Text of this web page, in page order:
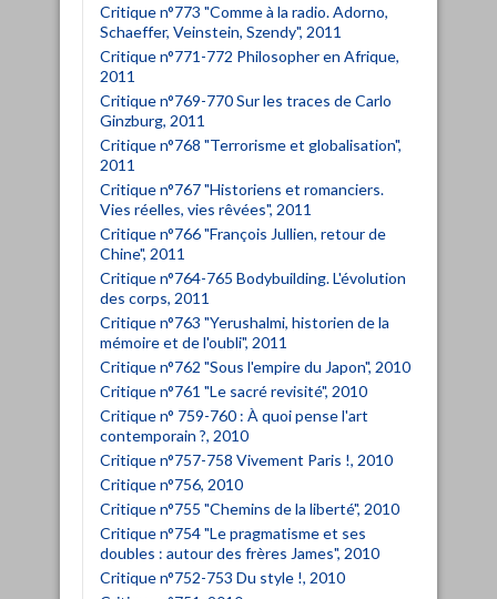
Critique n°773 "Comme à la radio. Adorno,
Schaeffer, Veinstein, Szendy", 2011
Critique n°771-772 Philosopher en Afrique,
2011
Critique n°769-770 Sur les traces de Carlo
Ginzburg, 2011
Critique n°768 "Terrorisme et globalisation",
2011
Critique n°767 "Historiens et romanciers.
Vies réelles, vies rêvées", 2011
Critique n°766 "François Jullien, retour de
Chine", 2011
Critique n°764-765 Bodybuilding. L'évolution
des corps, 2011
Critique n°763 "Yerushalmi, historien de la
mémoire et de l'oubli", 2011
Critique n°762 "Sous l'empire du Japon", 2010
Critique n°761 "Le sacré revisité", 2010
Critique n° 759-760 : À quoi pense l'art
contemporain ?, 2010
Critique n°757-758 Vivement Paris !, 2010
Critique n°756, 2010
Critique n°755 "Chemins de la liberté", 2010
Critique n°754 "Le pragmatisme et ses
doubles : autour des frères James", 2010
Critique n°752-753 Du style !, 2010